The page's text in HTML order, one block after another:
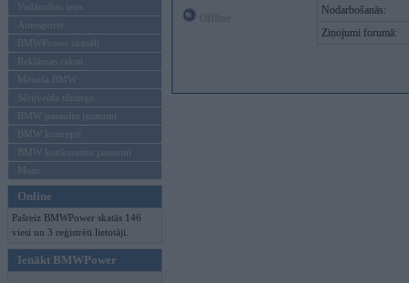
Vadāmības tests
Autosports
BMWPower aktuāli
Reklāmas raksti
Mēneša BMW
Sērijveida tūnings
BMW pasaules jaunumi
BMW koncepti
BMW konkurentu jaunumi
Moto
Online
Pašreiz BMWPower skatās 146
viesi un 3 reģistrēti lietotāji.
Ienākt BMWPower
Nodarbošanās:
Ziņojumi forumā: